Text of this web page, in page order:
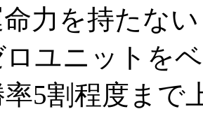
力を持たな
ユニットを
率5割程度まで